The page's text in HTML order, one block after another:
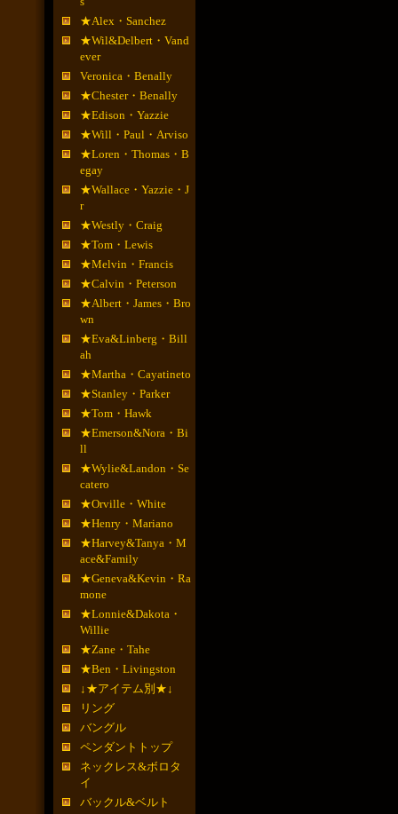
★Alex・Sanchez
★Wil&Delbert・Vand
ever
Veronica・Benally
★Chester・Benally
★Edison・Yazzie
★Will・Paul・Arviso
★Loren・Thomas・B
egay
★Wallace・Yazzie・J
r
★Westly・Craig
★Tom・Lewis
★Melvin・Francis
★Calvin・Peterson
★Albert・James・Bro
wn
★Eva&Linberg・Bill
ah
★Martha・Cayatineto
★Stanley・Parker
★Tom・Hawk
★Emerson&Nora・Bi
ll
★Wylie&Landon・Se
catero
★Orville・White
★Henry・Mariano
★Harvey&Tanya・M
ace&Family
★Geneva&Kevin・Ra
mone
★Lonnie&Dakota・
Willie
★Zane・Tahe
★Ben・Livingston
↓★アイテム別★↓
リング
バングル
ペンダントトップ
ネックレス&ボロタ
イ
バックル&ベルト